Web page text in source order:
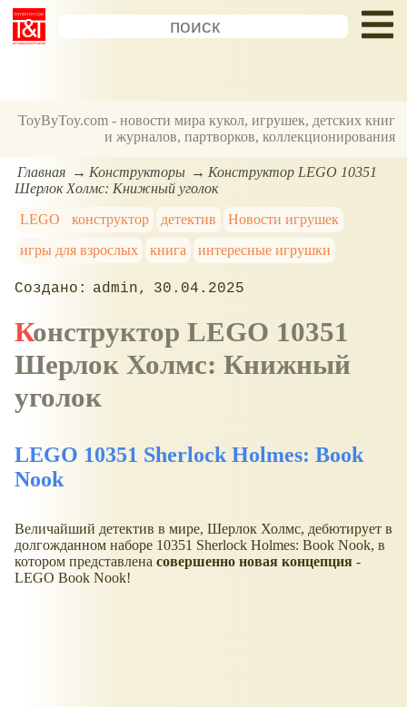
ToyByToy.com - новости мира кукол, игрушек, детских книг
и журналов, партворков, коллекционирования
Главная Конструкторы
Конструктор LEGO 10351
Шерлок Холмс: Книжный уголок
LEGO
конструктор детектив
Новости игрушек
игры для взрослых
книга интересные игрушки
admin 30.04.2025
Конструктор LEGO 10351
Шерлок Холмс: Книжный
уголок
LEGO 10351 Sherlock Holmes: Book
Nook
Величайший детектив в мире, Шерлок Холмс, дебютирует в
долгожданном наборе 10351 Sherlock Holmes: Book Nook, в
котором представлена совершенно новая концепция -
LEGO Book Nook!